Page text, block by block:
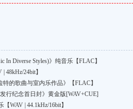
In Diverse Styles)》纯音乐【FLAC】
48kHz/24bit】
的歌曲与室内乐作品》【FLAC】
行纪念首日封》黄金版[WAV+CUE]
WAV | 44.1kHz/16bit】